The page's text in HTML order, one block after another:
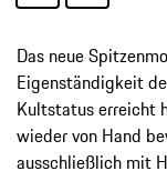
Das neue
Eigenständigkeit
Kultstatus erreicht
wieder von Hand
ausschließlich mit